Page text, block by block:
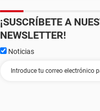
¡SUSCRÍBETE A
NEWSLETTER!
Noticias